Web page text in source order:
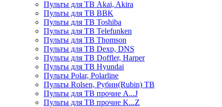
Пульты для ТВ Akai, Akira
Пульты для ТВ BBK
Пульты для ТВ Toshiba
Пульты для ТВ Telefunken
Пульты для ТВ Thomson
Пульты для ТВ Dexp, DNS
Пульты для ТВ Doffler, Harper
Пульты для ТВ Hyundai
Пульты Polar, Polarline
Пульты Rolsen, Рубин(Rubin) ТВ
Пульты для ТВ прочие A...J
Пульты для ТВ прочие K...Z